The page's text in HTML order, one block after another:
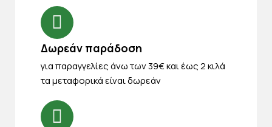
Δωρεάν παράδοση
για παραγγελίες άνω των 39€ και έως 2 κιλά
τα μεταφορικά είναι δωρεάν